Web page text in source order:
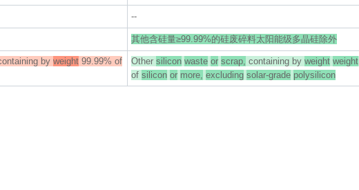
--
其他含硅量≥99.99%的硅废碎料太阳能级多晶硅除外
by weight 99.99% of
Other silicon waste or scrap, containing by weight weight
of silicon or more, excluding solar-grade polysilicon